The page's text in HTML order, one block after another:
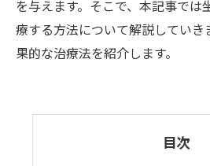
を与えます。そこで、本記事で
療する方法について解説していき
果的な治療法を紹介します。
目次